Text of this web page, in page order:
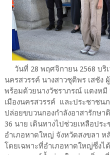
วันที่ 28 พฤศจิกายน 2568 บริ
นครสวรรค์ นางสาวชุติพร เสชัง
พร้อมด้วยนางวัชราภรณ์ แตงหมี
เมืองนครสวรรค์ และประชาชน
ปล่อยขบวนกองกำลังอาสารักษา
36 นาย เดินทางไปช่วยเหลือป
อำเภอหาดใหญ่ จังหวัดสงขลา
โดยเฉพาะที่อำเภอหาดใหญ่ซึ่